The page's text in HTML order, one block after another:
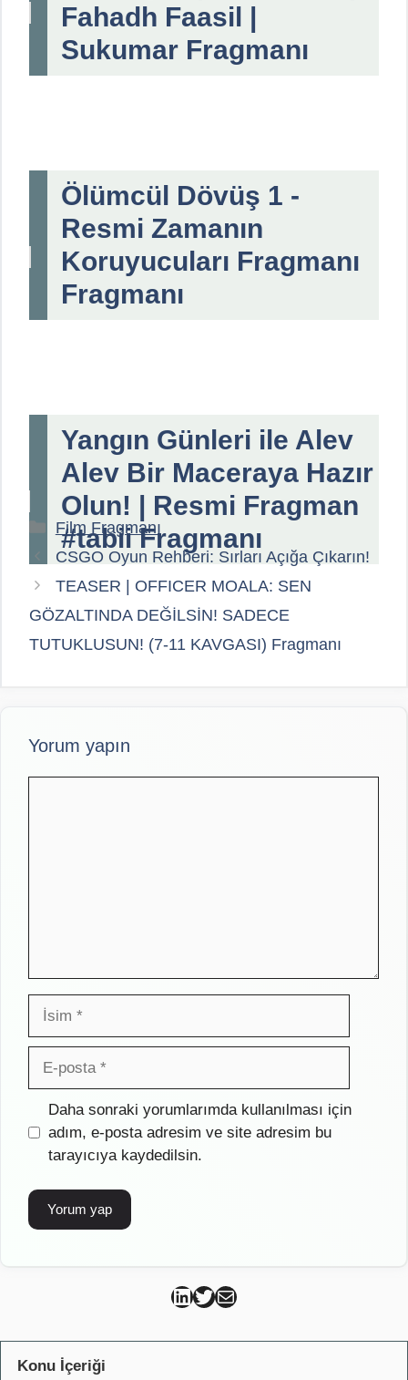
Fahadh Faasil |
Sukumar Fragmanı
Ölümcül Dövüş 1 -
Resmi Zamanın
Koruyucuları Fragmanı
Fragmanı
Yangın Günleri ile Alev
Alev Bir Maceraya Hazır
Olun! | Resmi Fragman
#tabii Fragmanı
Kategoriler
Film Fragmanı
CSGO Oyun Rehberi: Sırları Açığa Çıkarın!
TEASER | OFFICER MOALA: SEN
GÖZALTINDA DEĞİLSİN! SADECE
TUTUKLUSUN! (7-11 KAVGASI) Fragmanı
Yorum yapın
İsim
posta
İnternet
sitesi
Daha sonraki yorumlarımda kullanılması için
adım, e-posta adresim ve site adresim bu
tarayıcıya kaydedilsin.
Can Kütahya Linkedin
Can Kütahya Twitter
Can Kütahya Mail
Konu İçeriği